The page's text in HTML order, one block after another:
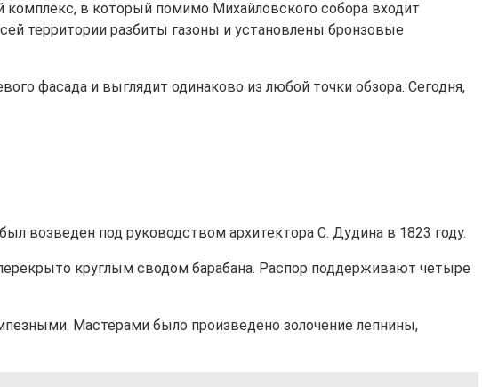
в который помимо Михайловского собора входит
территории разбиты газоны и установлены бронзовые
фасада и выглядит одинаково из любой точки обзора. Сегодня,
возведен под руководством архитектора С. Дудина в 1823 году.
круглым сводом барабана. Распор поддерживают четыре
Мастерами было произведено золочение лепнины,